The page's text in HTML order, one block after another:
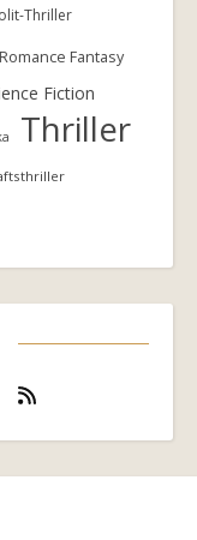
Thriller
Romance Fantasy
Fiction
Thriller